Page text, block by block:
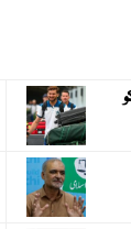
کو